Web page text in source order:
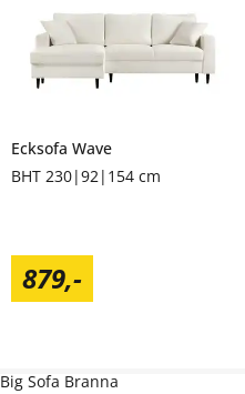
Ecksofa Wave
BHT 230|92|154 cm
879,-
Big Sofa Branna